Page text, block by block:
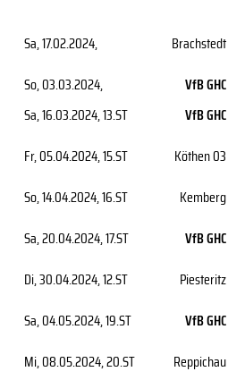
Sa, 17.02.2024, Brachstedt
So, 03.03.2024, VfB GHC
Sa, 16.03.2024, 13.ST VfB GHC
Fr, 05.04.2024, 15.ST Köthen 03
So, 14.04.2024, 16.ST Kemberg
Sa, 20.04.2024, 17.ST VfB GHC
Di, 30.04.2024, 12.ST Piesteritz
Sa, 04.05.2024, 19.ST VfB GHC
Mi, 08.05.2024, 20.ST Reppichau